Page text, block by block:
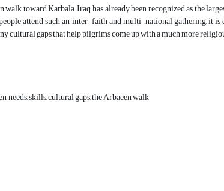
walk toward Karbala, Iraq, has already been recognized as the
attend such an inter-faith and multi-national gathering, it
cultural gaps that help pilgrims come up with a much more
needs, skills, cultural gaps, the Arbaeen walk